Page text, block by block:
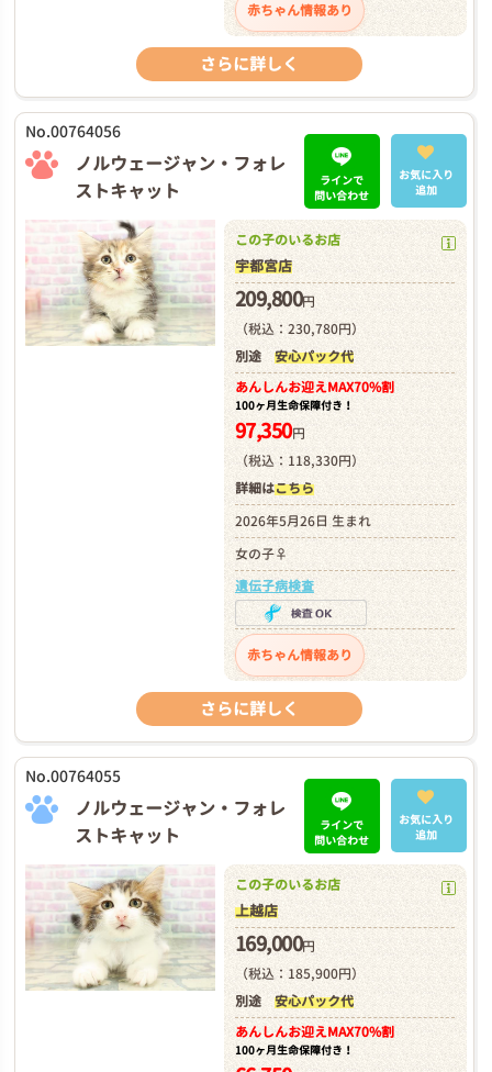
赤ちゃん情報あり
さらに詳しく
No.00764056
ノルウェージャン・フォレ
ストキャット
ラインで
問い合わせ
お気に入り
追加
この子のいるお店
宇都宮店
209,800円
（税込：230,780円）
別途 安心パック代
あんしんお迎えMAX70%割
100ヶ月生命保障付き！
97,350円
（税込：118,330円）
詳細はこちら
2026年5月26日 生まれ
女の子♀
遺伝子病検査
赤ちゃん情報あり
さらに詳しく
No.00764055
ノルウェージャン・フォレ
ストキャット
ラインで
問い合わせ
お気に入り
追加
この子のいるお店
上越店
169,000円
（税込：185,900円）
別途 安心パック代
あんしんお迎えMAX70%割
100ヶ月生命保障付き！